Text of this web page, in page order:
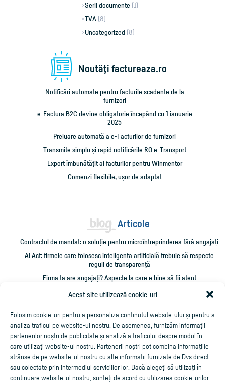
Acest site utilizează cookie-uri
Folosim cookie-uri pentru a personaliza conținutul website-ului și pentru a
analiza traficul pe website-ul nostru. De asemenea, furnizăm informații
partenerilor noștri de publicitate și analiză a traficului despre modul în
care utilizați website-ul nostru. Partenerii noștri pot combina informațiile
strânse de pe website-ul nostru cu alte informații furnizate de Dvs direct
sau colectate prin intermediul serviciilor lor. Dacă alegeți să utilizați în
continuare website-ul nostru, sunteți de acord cu utilizarea cookie-urilor.
Serii documente (1)
TVA (8)
Uncategorized (8)
Noutăţi factureaza.ro
Notificări automate pentru facturile scadente de la
furnizori
e-Factura B2C devine obligatorie începând cu 1 ianuarie
2025
Preluare automată a e-Facturilor de furnizori
Transmite simplu și rapid notificările RO e-Transport
Export îmbunătățit al facturilor pentru Winmentor
Comenzi flexibile, ușor de adaptat
Articole
Contractul de mandat: o soluție pentru microîntreprinderea fără angajați
AI Act: firmele care folosesc inteligența artificială trebuie să respecte
reguli de transparență
Firma ta are angajați? Aspecte la care e bine să fii atent
Administrarea unei firme mici: 10 verificări care îți pot salva timp și bani